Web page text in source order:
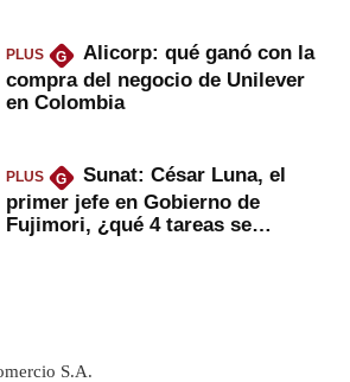
PLUS G
Alicorp: qué ganó con la
compra del negocio de Unilever
en Colombia
PLUS G
Sunat: César Luna, el
primer jefe en Gobierno de
Fujimori, ¿qué 4 tareas se
S.A.